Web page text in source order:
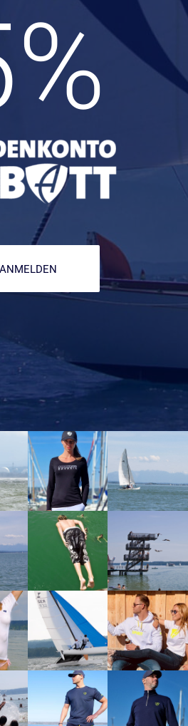
%
ANMELDEN